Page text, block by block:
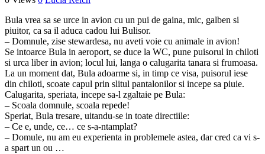
Bula vrea sa se urce in avion cu un pui de gaina, mic, galben si
piuitor, ca sa il aduca cadou lui Bulisor.
– Domnule, zise stewardesa, nu aveti voie cu animale in avion!
Se intoarce Bula in aeroport, se duce la WC, pune puisorul in chiloti
si urca liber in avion; locul lui, langa o calugarita tanara si frumoasa.
La un moment dat, Bula adoarme si, in timp ce visa, puisorul iese
din chiloti, scoate capul prin slitul pantalonilor si incepe sa piuie.
Calugarita, speriata, incepe sa-l zgaltaie pe Bula:
– Scoala domnule, scoala repede!
Speriat, Bula tresare, uitandu-se in toate directiile:
– Ce e, unde, ce… ce s-a-ntamplat?
– Domule, nu am eu experienta in problemele astea, dar cred ca vi s-
a spart un ou …